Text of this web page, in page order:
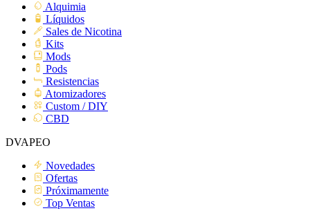
Alquimia
Líquidos
Sales de Nicotina
Kits
Mods
Pods
Resistencias
Atomizadores
Custom / DIY
CBD
DVAPEO
Novedades
Ofertas
Próximamente
Top Ventas